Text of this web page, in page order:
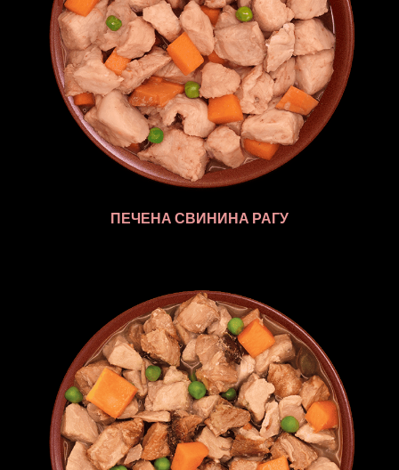
ПЕЧЕНА СВИНИНА РАГУ